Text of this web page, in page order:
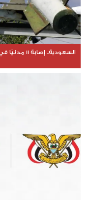
السعودية.. إصابة 11 مدنيًا في هجمات حوثية على نجران